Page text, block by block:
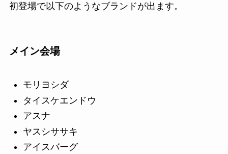
初登場で以下のようなブランドが出ます。
メイン会場
モリヨシダ
タイスケエンドウ
アスナ
ヤスシササキ
アイスバーグ